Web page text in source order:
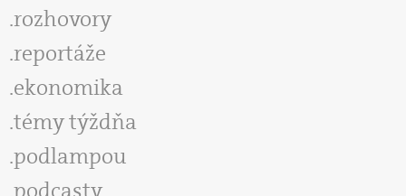
rozhovory
reportáže
ekonomika
témy týždňa
podlampou